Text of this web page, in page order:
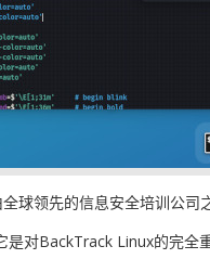
球领先的信息安全培训公
是对BackTrack Linux的完